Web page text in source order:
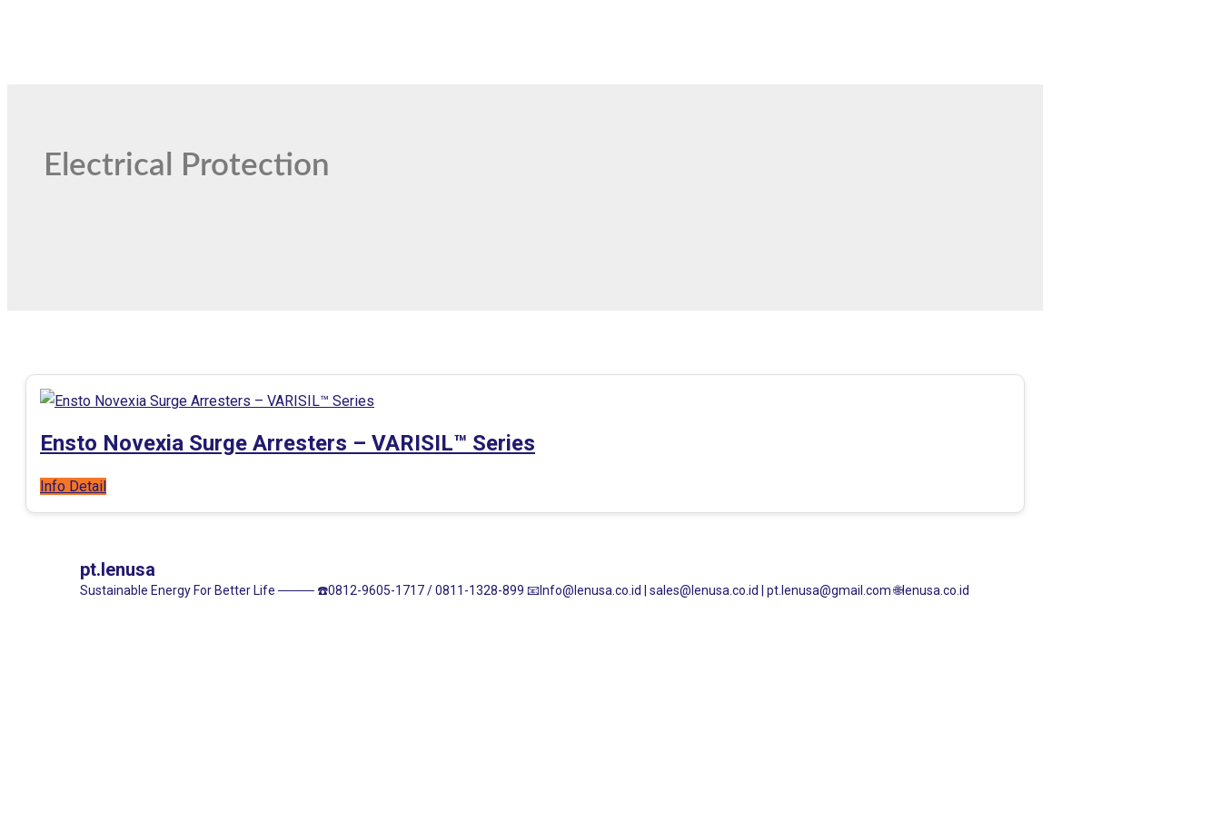
Electrical Protection
Ensto Novexia Surge Arresters – VARISIL™ Series
Info Detail
pt.lenusa
Sustainable Energy For Better Life ──── ☎️0812-9605-1717 / 0811-1328-899 📧Info@lenusa.co.id | sales@lenusa.co.id | pt.lenusa@gmail.com🌐lenusa.co.id